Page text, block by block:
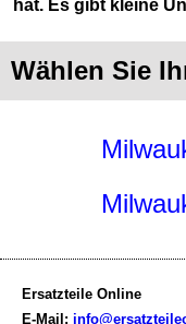
hat. Es gibt kleine
Wählen Sie
Ersatzteile Online
E-Mail: